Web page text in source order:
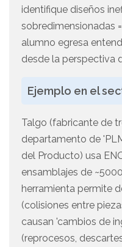
identifique diseños
sobredimensionadas
alumno egresa
desde la perspectiva
Ejemplo en el
Talgo (fabricante de
departamento de
del Producto) usa
ensamblajes de
herramienta permite
(colisiones entre
causan 'cambios de
(reprocesos,